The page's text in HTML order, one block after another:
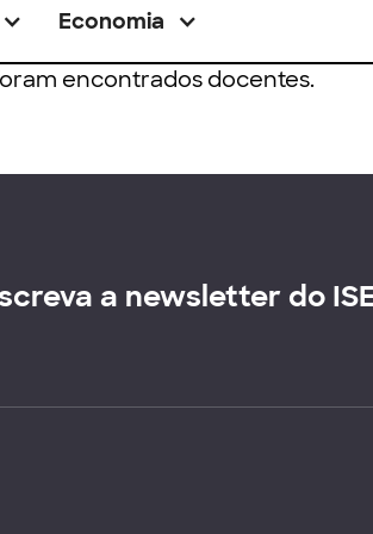
Economia
encontrados docentes.
a newsletter do